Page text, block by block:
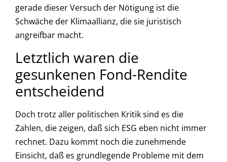
gerade dieser Versuch der Nötigung ist die
Schwäche der Klimaallianz, die sie juristisch
angreifbar macht.
Letztlich waren die
gesunkenen Fond-Rendite
entscheidend
Doch trotz aller politischen Kritik sind es die
Zahlen, die zeigen, daß sich ESG eben nicht immer
rechnet. Dazu kommt noch die zunehmende
Einsicht, daß es grundlegende Probleme mit dem